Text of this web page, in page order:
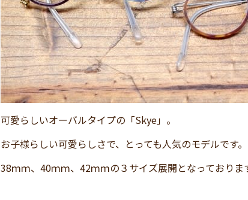
可愛らしいオーバルタイプの「Skye」。
お子様らしい可愛らしさで、とっても人気のモデルです。
38ｍｍ、40ｍｍ、42ｍｍの３サイズ展開となっておりま